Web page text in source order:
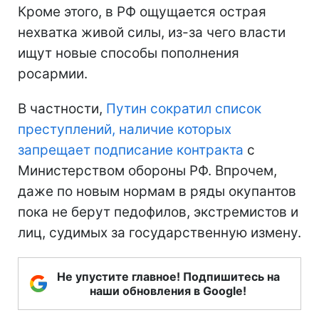
Кроме этого, в РФ ощущается острая
нехватка живой силы, из-за чего власти
ищут новые способы пополнения
росармии.
В частности, Путин сократил список
преступлений, наличие которых
запрещает подписание контракта с
Министерством обороны РФ. Впрочем,
даже по новым нормам в ряды окупантов
пока не берут педофилов, экстремистов и
лиц, судимых за государственную измену.
Не упустите главное! Подпишитесь на
наши обновления в Google!